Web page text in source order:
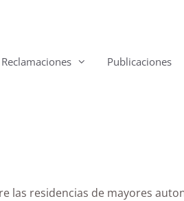
Reclamaciones Publicaciones
las residencias de mayores